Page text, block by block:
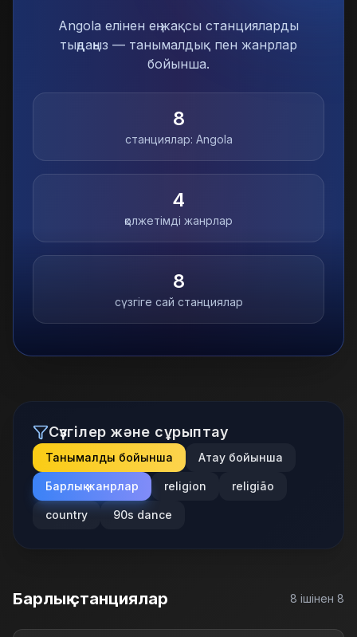
Angola елінен ең жақсы станцияларды
тыңдаңыз — танымалдық пен жанрлар
бойынша.
8
станциялар: Angola
4
қолжетімді жанрлар
8
сүзгіге сай станциялар
Сүзгілер және сұрыптау
Танымалдық бойынша Атау бойынша
Барлық жанрлар religion religião
country 90s dance
Барлық станциялар 8 ішінен 8